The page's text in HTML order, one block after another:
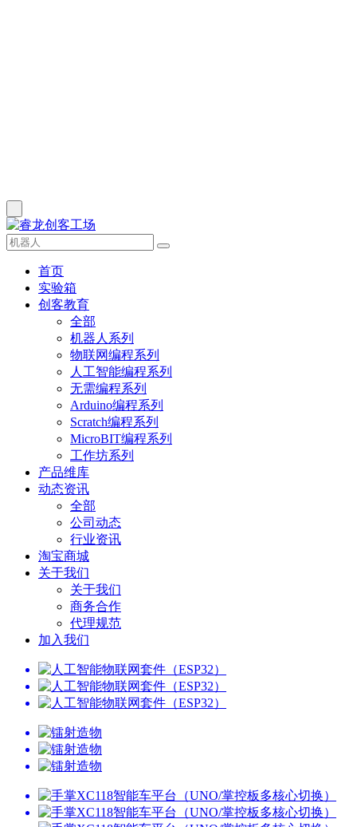
首页
实验箱
创客教育
全部
机器人系列
物联网编程系列
人工智能编程系列
无需编程系列
Arduino编程系列
Scratch编程系列
MicroBIT编程系列
工作坊系列
产品维库
动态资讯
全部
公司动态
行业资讯
淘宝商城
关于我们
关于我们
商务合作
代理规范
加入我们